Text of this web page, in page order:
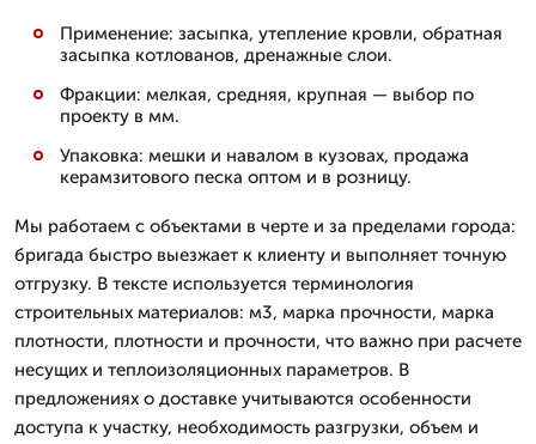
Применение: засыпка, утепление кровли, обратная
засыпка котлованов, дренажные слои.
Фракции: мелкая, средняя, крупная — выбор по
проекту в мм.
Упаковка: мешки и навалом в кузовах, продажа
керамзитового песка оптом и в розницу.
Мы работаем с объектами в черте и за пределами города:
бригада быстро выезжает к клиенту и выполняет точную
отгрузку. В тексте используется терминология
строительных материалов: м3, марка прочности, марка
плотности, плотности и прочности, что важно при расчете
несущих и теплоизоляционных параметров. В
предложениях о доставке учитываются особенности
доступа к участку, необходимость разгрузки, объем и